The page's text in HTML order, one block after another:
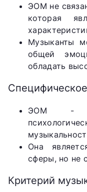
ЭОМ не
которая
Музыканты
общей
обладать
ЭОМ -
Она
сферы, но не
Критерий